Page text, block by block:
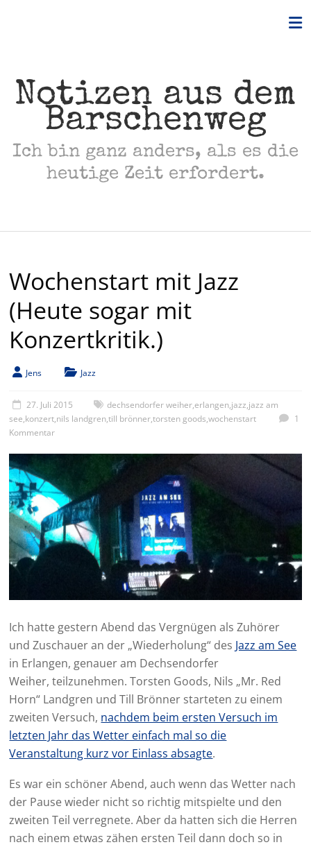
Notizen aus dem
Barschenweg
Ich bin ganz anders, als es die
heutige Zeit erfordert.
Wochenstart mit Jazz
(Heute sogar mit
Konzertkritik.)
Jens Jazz
27. Juli 2015 dechsendorfer weiher,erlangen,jazz,jazz am
see,konzert,nils landgren,till brönner,torsten goods,wochenstart
1
Kommentar
Ich hatte gestern Abend das Vergnügen als Zuhörer
und Zuschauer an der „Wiederholung“ des Jazz am See
in Erlangen, genauer am Dechsendorfer
Weiher, teilzunehmen. Torsten Goods, Nils „Mr. Red
Horn“ Landgren und Till Brönner starteten zu einem
zweiten Versuch, nachdem beim ersten Versuch im
letzten Jahr das Wetter einfach mal so die
Veranstaltung kurz vor Einlass absagte.
Es war ein schöner Abend, auch wenn das Wetter nach
der Pause wieder nicht so richtig mitspielte und den
zweiten Teil verregnete. Aber da hatten sich die Herren
nach einem etwas zähen ersten Teil dann doch so in